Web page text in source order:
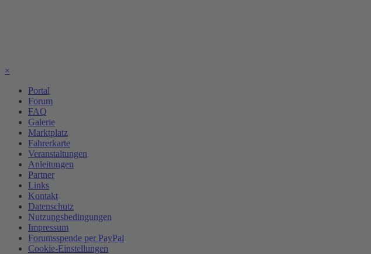
×
Portal
Forum
FAQ
Galerie
Marktplatz
Fahrerkarte
Veranstaltungen
Anleitungen
Partner
Links
Kontakt
Datenschutz
Nutzungsbedingungen
Impressum
Forumsspende per PayPal
Cookie-Einstellungen